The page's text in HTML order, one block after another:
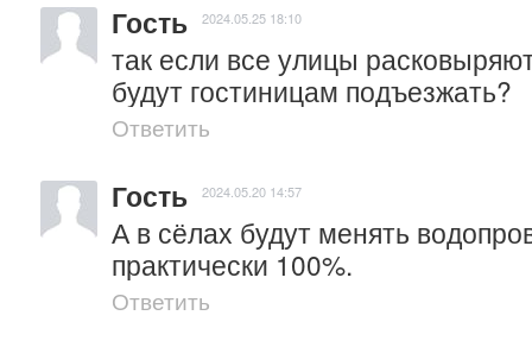
Гость 2024.05.25 18:10
так если все улицы
будут гостиницам подъезжать?
Ответить
Гость 2024.05.20 14:57
А в сёлах будут менять
практически 100%.
Ответить